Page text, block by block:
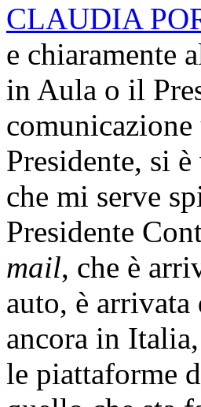
CLAUDIA
e chiaramente
in Aula o il
Presidente, si
che mi serve
Presidente
mail, che è
auto, è arrivata
ancora in
le piattaforme